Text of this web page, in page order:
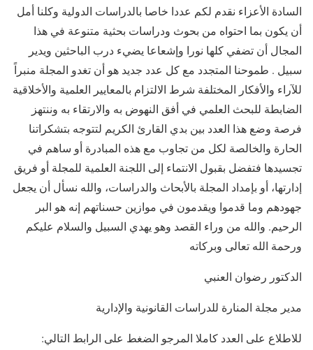
السادة الأعزاء نقدم لكم عددا خاصا بالدراسات الدولية وكلنا أمل
أن يكون بما احتواه من بحوث ودراسات بحثية متنوعة في هذا
المجال أن تضفي كلها نورا وإشعاعا يضيء درب الباحثين ويدير
سبيل . طموحنا المتجدد مع كل عدد جديد هو أن تغدو المجلة منبراً
للآراء والأفكار المختلفة شرط الالتزام بالمعايير العلمية والأخلاقية
الضابطة للبحث العلمي في أفق النهوض به والارتقاء به وننتهز
فرصة وضع هذا العدد بين بدي القارئ الكريم لتتوجه بتشكراتنا
الحارة والخالصة لكل من تجاوب مع هذه المبادرة أو ساهم في
تجسيدها فتفضل بقبول الانتماء إلى اللجنة العلمية للمجلة أو فريق
إدارتها، أو بإمداد المجلة بالأبحاث والدراسات، والله نسأل أن يجعل
جهودهم وما قدموا ويقدمون في موازين حسناتهم إنه هو البر
الرحيم. والله من وراء القصد وهو يهدي السبيل والسلام عليكم
ورحمة الله تعالى وبركاته
الدكتور رضوان العنبي
مدير مجلة المنارة للدراسات القانونية والإدارية
للاطلاع على العدد كاملا المرجو الضغط على الرابط التالي: